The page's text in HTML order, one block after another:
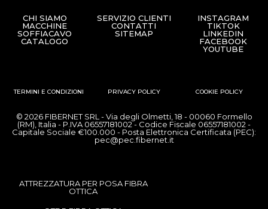
CHI SIAMO
MACCHINE
SOFFIACAVO
CATALOGO
SERVIZIO CLIENTI
CONTATTI
SITEMAP
INSTAGRAM
TIKTOK
LINKEDIN
FACEBOOK
YOUTUBE
© 2026 FIBERNET SRL - Via degli Olmetti, 18 - 00060 Formello
(RM), Italia - P.IVA 06557181002 - Codice Fiscale 06557181002 -
Capitale Sociale €100.000 - Posta Elettronica Certificata (PEC):
pec@pec.fibernet.it
TERMINI E CONDIZIONI PRIVACY POLICY COOKIE POLICY
ATTREZZATURA PER POSA FIBRA
OTTICA